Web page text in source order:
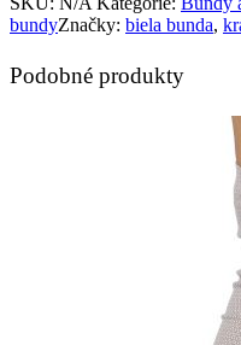
bundyZnačky: biela bunda,
Podobné produkty